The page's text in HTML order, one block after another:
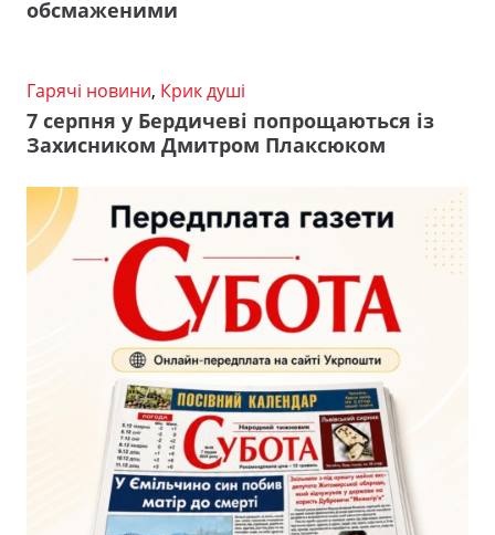
обсмаженими
Гарячі новини, Крик душі
7 серпня у Бердичеві попрощаються із
Захисником Дмитром Плаксюком